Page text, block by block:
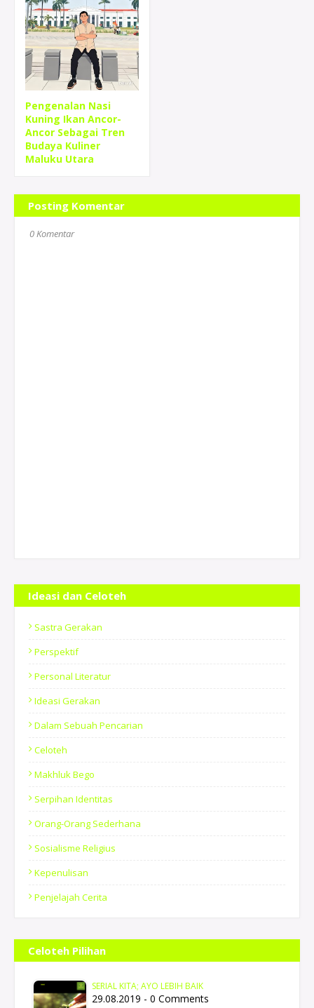
Pengenalan Nasi
Kuning Ikan Ancor-
Ancor Sebagai Tren
Budaya Kuliner
Maluku Utara
Posting Komentar
0 Komentar
Ideasi dan Celoteh
Sastra Gerakan
Perspektif
Personal Literatur
Ideasi Gerakan
Dalam Sebuah Pencarian
Celoteh
Makhluk Bego
Serpihan Identitas
Orang-Orang Sederhana
Sosialisme Religius
Kepenulisan
Penjelajah Cerita
Celoteh Pilihan
SERIAL KITA; AYO LEBIH BAIK
29.08.2019 - 0 Comments